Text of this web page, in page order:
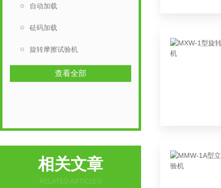
自动加载
砝码加载
旋转摩擦试验机
查看全部
相关文章
RELATED ARTICLES